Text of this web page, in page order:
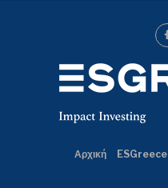
Αρχική ESGreece